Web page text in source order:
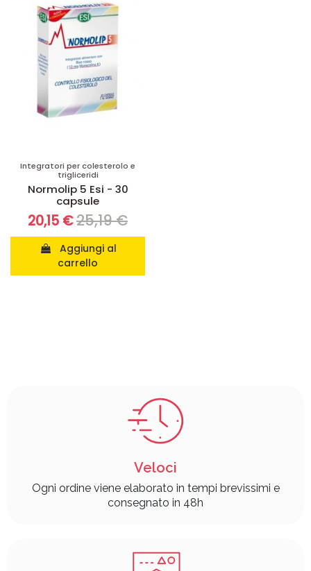
Integratori per colesterolo e
trigliceridi
Normolip 5 Esi - 30
capsule
20,15 €25,19 €
carrello
Veloci
Ogni ordine viene elaborato in tempi brevissimi e
consegnato in 48h